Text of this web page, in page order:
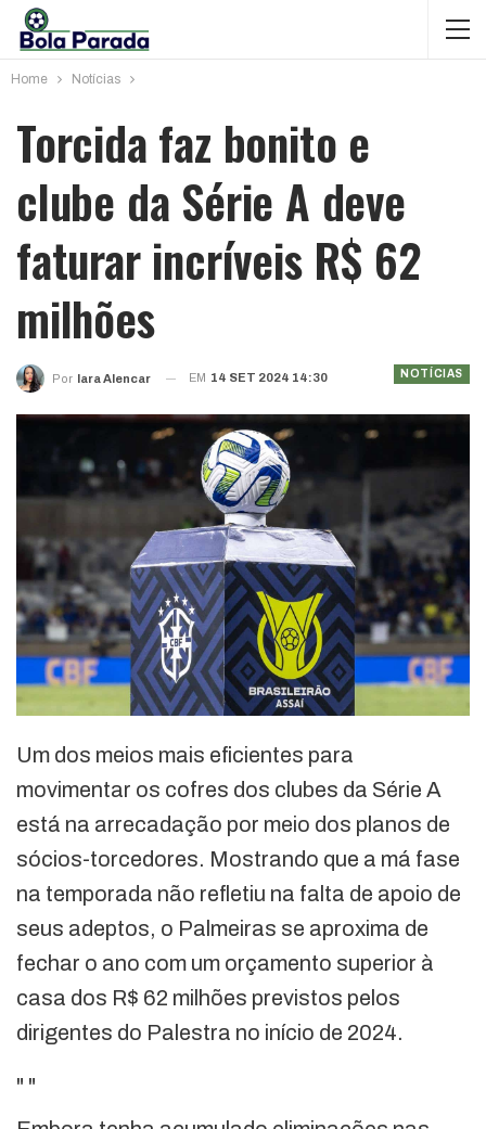
Home Notícias
Torcida faz bonito e
clube da Série A deve
faturar incríveis R$ 62
milhões
NOTÍCIAS
Por Iara Alencar EM 14 SET 2024 14:30
Um dos meios mais eficientes para
movimentar os cofres dos clubes da Série A
está na arrecadação por meio dos planos de
sócios-torcedores. Mostrando que a má fase
na temporada não refletiu na falta de apoio de
seus adeptos, o Palmeiras se aproxima de
fechar o ano com um orçamento superior à
casa dos R$ 62 milhões previstos pelos
dirigentes do Palestra no início de 2024.
" "